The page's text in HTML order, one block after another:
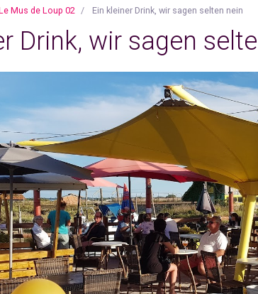
Mus de Loup 02 Ein kleiner Drink, wir sagen selten nein
Drink, wir sagen